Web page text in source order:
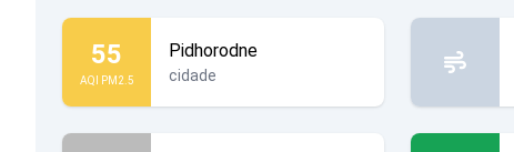
55
AQI PM2.5
Pidhorodne
cidade